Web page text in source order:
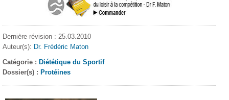
Dernière révision : 25.03.2010
Auteur(s): Dr. Frédéric Maton
Catégorie : Diététique du Sportif
Dossier(s) : Protéines